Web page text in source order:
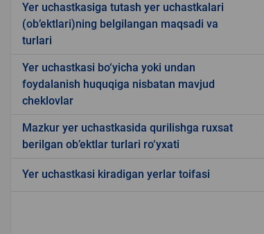
Yer uchastkasiga tutash yer uchastkalari
(ob’ektlari)ning belgilangan maqsadi va
turlari
Yer uchastkasi bo‘yicha yoki undan
foydalanish huquqiga nisbatan mavjud
cheklovlar
Mazkur yer uchastkasida qurilishga ruxsat
berilgan ob’ektlar turlari ro‘yxati
Yer uchastkasi kiradigan yerlar toifasi